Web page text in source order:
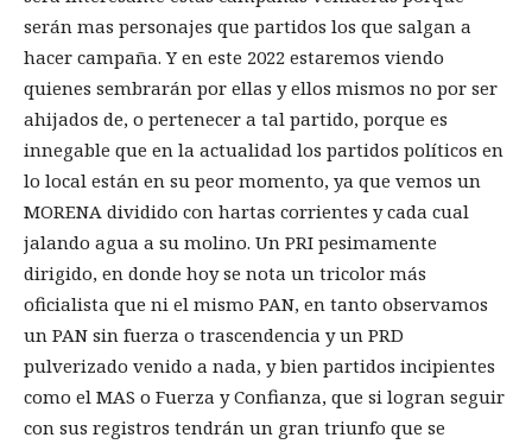
serán mas personajes que partidos los que salgan a
hacer campaña. Y en este 2022 estaremos viendo
quienes sembrarán por ellas y ellos mismos no por ser
ahijados de, o pertenecer a tal partido, porque es
innegable que en la actualidad los partidos políticos en
lo local están en su peor momento, ya que vemos un
MORENA dividido con hartas corrientes y cada cual
jalando agua a su molino. Un PRI pesimamente
dirigido, en donde hoy se nota un tricolor más
oficialista que ni el mismo PAN, en tanto observamos
un PAN sin fuerza o trascendencia y un PRD
pulverizado venido a nada, y bien partidos incipientes
como el MAS o Fuerza y Confianza, que si logran seguir
con sus registros tendrán un gran triunfo que se